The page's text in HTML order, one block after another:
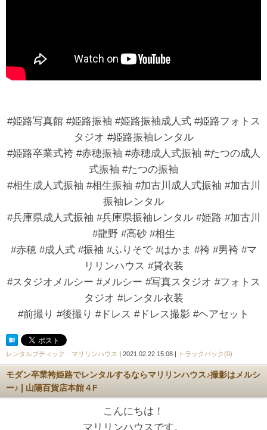
#姫路写真館 #姫路振袖 #姫路振袖成人式 #姫路フォトス
タジオ #姫路振袖レンタル
#姫路卒業式袴 #赤穂振袖 #赤穂成人式振袖 #たつの成人
式振袖 #たつの振袖
#相生成人式振袖 #相生振袖 #加古川成人式振袖 #加古川
振袖レンタル
#兵庫県成人式振袖 #兵庫県振袖レンタル #姫路 #加古川
#龍野 #高砂 #相生
#赤穂 #成人式 #振袖 #ふりそで #はかま #袴 #男袴 #マ
リリンハウス #貸衣装
#スタジオメルシー #メルシー #写真スタジオ #フォトス
タジオ #レンタル衣装
#前撮り #後撮り #ドレス #ドレス撮影 #ヘアセット
レンタルブティック マリリンハウス | 2021.02.22 15:08 | トラックバック(0)
モダン卒業袴姫路でレンタルするならマリリンハウス♪撮影はメルシ
ー♪❘山陽百貨店本館４F
こんにちは！
マリリンハウスです。